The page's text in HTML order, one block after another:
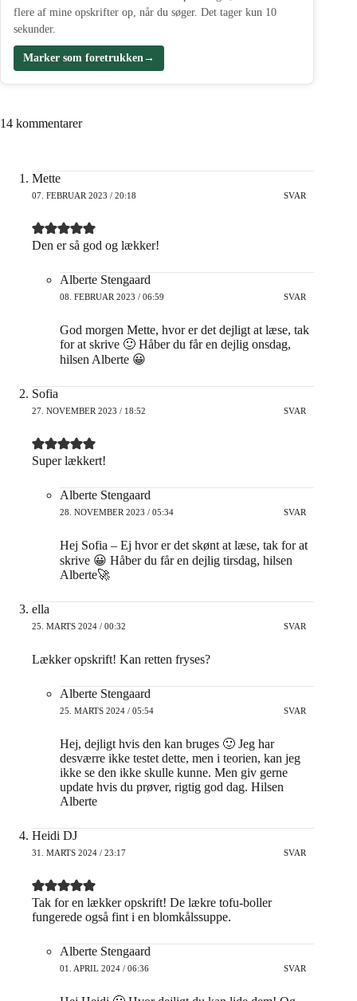
flere af mine opskrifter op, når du søger. Det tager kun 10
sekunder.
Marker som foretrukken →
14 kommentarer
Mette
07. FEBRUAR 2023 / 20:18 SVAR
Den er så god og lækker!
Alberte Stengaard
08. FEBRUAR 2023 / 06:59 SVAR
God morgen Mette, hvor er det dejligt at læse, tak
for at skrive 🙂 Håber du får en dejlig onsdag,
hilsen Alberte 😀
Sofia
27. NOVEMBER 2023 / 18:52 SVAR
Super lækkert!
Alberte Stengaard
28. NOVEMBER 2023 / 05:34 SVAR
Hej Sofia – Ej hvor er det skønt at læse, tak for at
skrive 😀 Håber du får en dejlig tirsdag, hilsen
Alberte🚀
ella
25. MARTS 2024 / 00:32 SVAR
Lækker opskrift! Kan retten fryses?
Alberte Stengaard
25. MARTS 2024 / 05:54 SVAR
Hej, dejligt hvis den kan bruges 🙂 Jeg har
desværre ikke testet dette, men i teorien, kan jeg
ikke se den ikke skulle kunne. Men giv gerne
update hvis du prøver, rigtig god dag. Hilsen
Alberte
Heidi DJ
31. MARTS 2024 / 23:17 SVAR
Tak for en lækker opskrift! De lækre tofu-boller
fungerede også fint i en blomkålssuppe.
Alberte Stengaard
01. APRIL 2024 / 06:36 SVAR